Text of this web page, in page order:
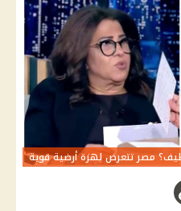
مصر تتعرض لهزة أرضية قوية